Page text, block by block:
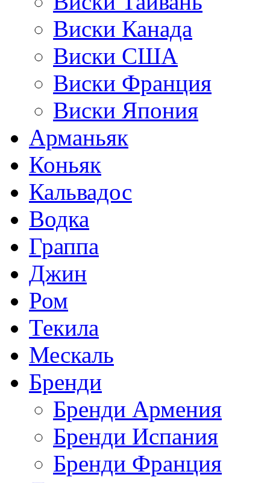
Виски Канада
Виски США
Виски Франция
Виски Япония
Арманьяк
Коньяк
Кальвадос
Водка
Граппа
Джин
Ром
Текила
Мескаль
Бренди
Бренди Армения
Бренди Испания
Бренди Франция